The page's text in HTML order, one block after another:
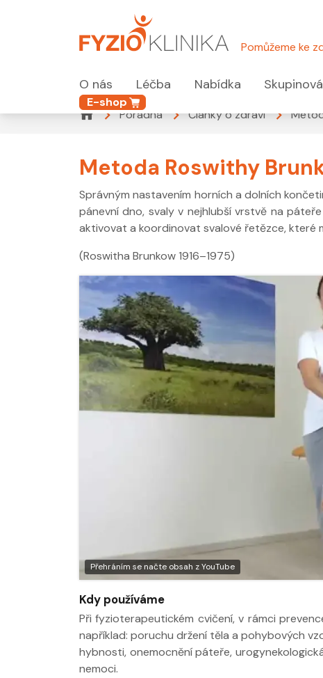
Pomůžeme ke
O nás Léčba Nabídka
E-shop
Poradna
Články o zdraví
Metoda Roswithy
Správným nastavením horních a dolních
pánevní dno, svaly v nejhlubší vrstvě na
aktivovat a koordinovat svalové řetězce, které
(Roswitha Brunkow 1916–1975)
Přehráním se načte obsah z YouTube
Kdy používáme
Při fyzioterapeutickém cvičení, v rámci
například: poruchu držení těla a pohybových
hybnosti, onemocnění páteře,
nemoci.
Nabídka léčby
Nabídka masáží
Nabídka masáží